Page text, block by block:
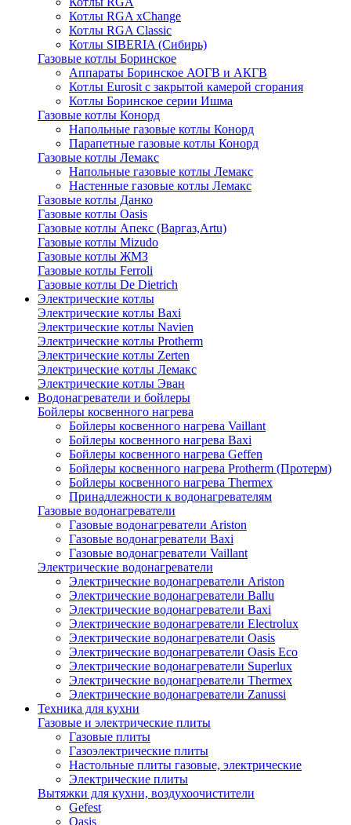
Котлы RGA xChange
Котлы RGA Classic
Котлы SIBERIA (Сибирь)
Газовые котлы Боринское
Аппараты Боринское АОГВ и АКГВ
Котлы Eurosit с закрытой камерой сгорания
Котлы Боринское серии Ишма
Газовые котлы Конорд
Напольные газовые котлы Конорд
Парапетные газовые котлы Конорд
Газовые котлы Лемакс
Напольные газовые котлы Лемакс
Настенные газовые котлы Лемакс
Газовые котлы Данко
Газовые котлы Oasis
Газовые котлы Апекс (Варгаз,Artu)
Газовые котлы Mizudo
Газовые котлы ЖМЗ
Газовые котлы Ferroli
Газовые котлы De Dietrich
Электрические котлы
Электрические котлы Baxi
Электрические котлы Navien
Электрические котлы Protherm
Электрические котлы Zerten
Электрические котлы Лемакс
Электрические котлы Эван
Водонагреватели и бойлеры
Бойлеры косвенного нагрева
Бойлеры косвенного нагрева Vaillant
Бойлеры косвенного нагрева Baxi
Бойлеры косвенного нагрева Geffen
Бойлеры косвенного нагрева Protherm (Протерм)
Бойлеры косвенного нагрева Thermex
Принадлежности к водонагревателям
Газовые водонагреватели
Газовые водонагреватели Ariston
Газовые водонагреватели Baxi
Газовые водонагреватели Vaillant
Электрические водонагреватели
Электрические водонагреватели Ariston
Электрические водонагреватели Ballu
Электрические водонагреватели Baxi
Электрические водонагреватели Electrolux
Электрические водонагреватели Oasis
Электрические водонагреватели Oasis Eco
Электрические водонагреватели Superlux
Электрические водонагреватели Thermex
Электрические водонагреватели Zanussi
Техника для кухни
Газовые и электрические плиты
Газовые плиты
Газоэлектрические плиты
Настольные плиты газовые, электрические
Электрические плиты
Вытяжки для кухни, воздухоочистители
Gefest
Oasis